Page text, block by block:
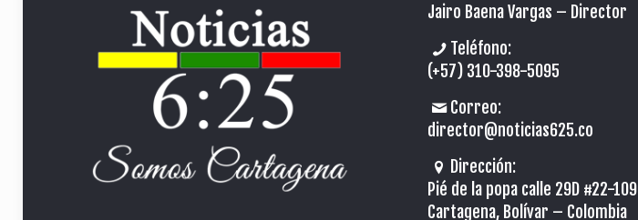
Jairo Baena Vargas – Director
Teléfono:
(+57) 310-398-5095
Correo:
director@noticias625.co
Dirección:
Pié de la popa calle 29D #22-109
Cartagena, Bolívar – Colombia